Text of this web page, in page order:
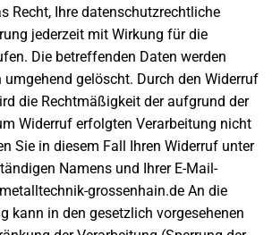
Recht, Ihre datenschutzrechtliche
jederzeit mit Wirkung für die
Die betreffenden Daten werden
gelöscht. Durch den Widerruf
die Rechtmäßigkeit der aufgrund der
Widerruf erfolgten Verarbeitung nicht
Sie in diesem Fall Ihren Widerruf unter
Namens und Ihrer E-Mail-
grossenhain.de An die
kann in den gesetzlich vorgesehenen